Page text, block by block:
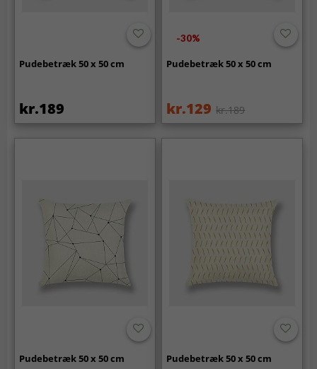
Pudebetræk 50 x 50 cm
kr.189
-30%
Pudebetræk 50 x 50 cm
kr.129 kr.189
Pudebetræk 50 x 50 cm Pudebetræk 50 x 50 cm